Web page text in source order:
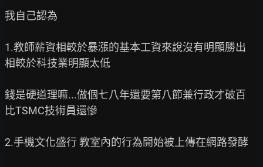
我自己認為
1.教師薪資相較於暴漲的基本工資來說沒有明顯勝出
相較於科技業明顯太低
錢是硬道理嘛...做個七八年還要第八節兼行政才破百
比TSMC技術員還慘
2.手機文化盛行 教室內的行為開始被上傳在網路發酵